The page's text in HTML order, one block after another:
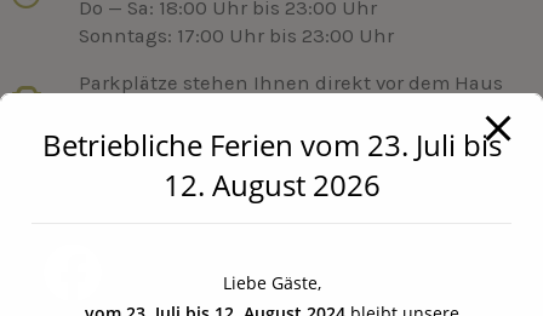
Do — Sa: 18:00 Uhr bis 23:00 Uhr
Sonntags: 17:00 Uhr bis 23:00 Uhr
Parkplätze stehen Ihnen direkt vor dem Haus
SOCIAL MEDIA
Betriebliche Ferien vom 23. Juli bis
12. August 2026
Liebe Gäste,